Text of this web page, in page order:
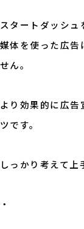
スタートダッシ
媒体を使った広告
せん。
より効果的に広告
ツです。
しっかり考えて上
・